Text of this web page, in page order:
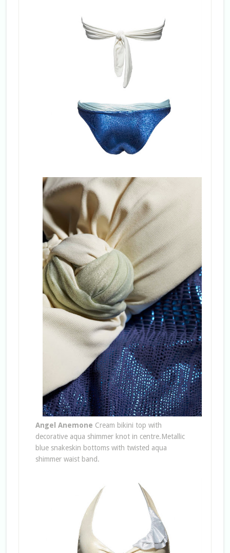
Angel Anemone Cream bikini top with
decorative aqua shimmer knot in centre.Metallic
blue snakeskin bottoms with twisted aqua
shimmer waist band.